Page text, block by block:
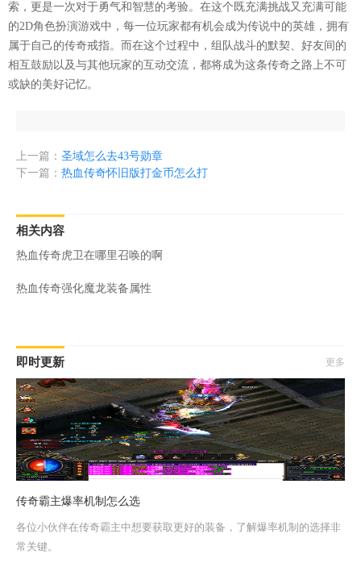
索，更是一次对于勇气和智慧的考验。在这个既充满挑战又充满可能
的2D角色扮演游戏中，每一位玩家都有机会成为传说中的英雄，拥有
属于自己的传奇戒指。而在这个过程中，组队战斗的默契、好友间的
相互鼓励以及与其他玩家的互动交流，都将成为这条传奇之路上不可
或缺的美好记忆。
上一篇： 圣域怎么去43号勋章
下一篇： 热血传奇怀旧版打金币怎么打
相关内容
热血传奇虎卫在哪里召唤的啊
热血传奇强化魔龙装备属性
即时更新 更多
传奇霸主爆率机制怎么选
各位小伙伴在传奇霸主中想要获取更好的装备，了解爆率机制的选择非
常关键。